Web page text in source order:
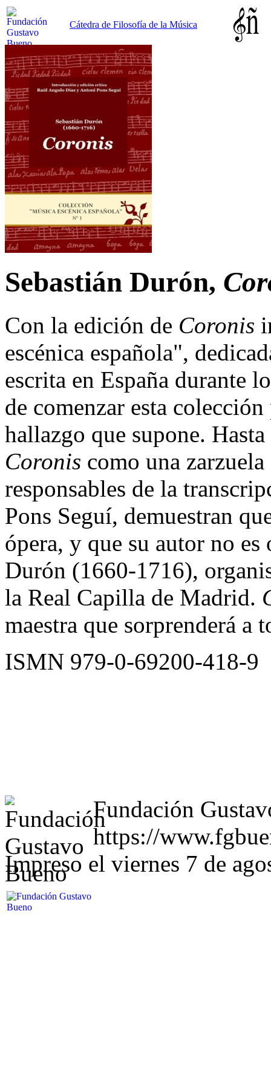
Cátedra de Filosofía de la Música
Sebastián Durón,
Con la edición de Coronis
escénica española",
escrita en España
de comenzar esta
hallazgo que supone.
Coronis como una
responsables de la
Pons Seguí, demuestran
ópera, y que su autor no
Durón (1660-1716),
la Real Capilla de Madrid.
maestra que sorprenderá a
ISMN 979-0-69200-418-9
Fundación
https://
Impreso el viernes 7 de